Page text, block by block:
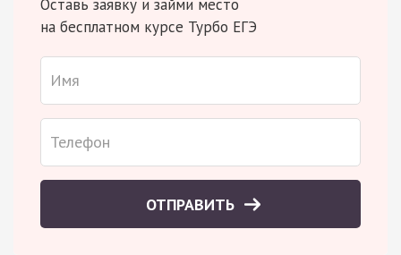
Оставь заявку и займи место
на бесплатном курсе Турбо ЕГЭ
ОТПРАВИТЬ